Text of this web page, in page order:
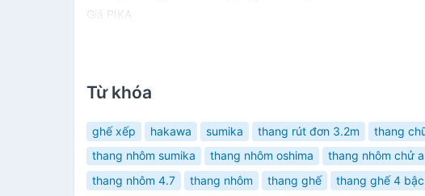
Giá PIKA
Từ khóa
ghế xếp hakawa sumika thang rút đơn 3.2m thang
thang nhôm sumika
thang nhôm oshima thang nhôm chử
thang nhôm 4.7
thang nhôm thang ghế thang ghế 4 bậc